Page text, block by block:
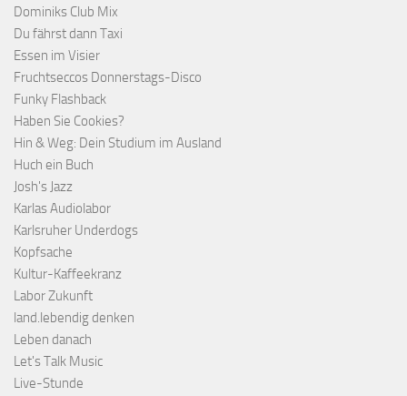
Dominiks Club Mix
Du fährst dann Taxi
Essen im Visier
Fruchtseccos Donnerstags-Disco
Funky Flashback
Haben Sie Cookies?
Hin & Weg: Dein Studium im Ausland
Huch ein Buch
Josh's Jazz
Karlas Audiolabor
Karlsruher Underdogs
Kopfsache
Kultur-Kaffeekranz
Labor Zukunft
land.lebendig denken
Leben danach
Let's Talk Music
Live-Stunde